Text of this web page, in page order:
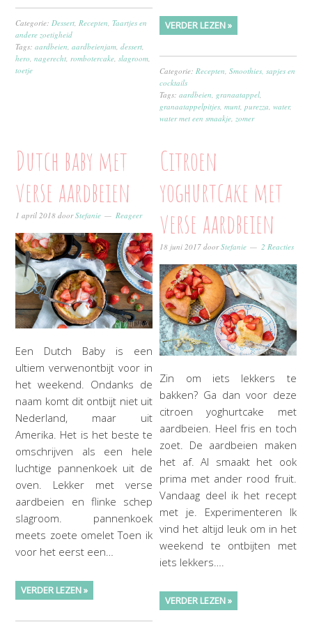
Categorie: Dessert Recepten ,Taartjes en
andere zoetigheid
Tags:aardbeien ,aardbeienjam ,dessert
hero ,nagerecht rombotercake ,slagroom
toetje
VERDER LEZEN »
Categorie: Recepten ,Smoothies, sapjes en
cocktails
Tags:aardbeien granaatappel
granaatappelpitjes ,munt ,purezza ,water,
water met een smaakje zomer
Dutch baby met
verse aardbeien
1 april 2018 doorStefanie Reageer
Een Dutch Baby is een
ultiem verwenontbijt voor in
het weekend. Ondanks de
naam komt dit ontbijt niet uit
Nederland, maar uit
Amerika. Het is het beste te
omschrijven als een hele
luchtige pannenkoek uit de
oven. Lekker met verse
aardbeien en flinke schep
slagroom. pannenkoek
meets zoete omelet Toen ik
voor het eerst een…
VERDER LEZEN »
Citroen
yoghurtcake met
verse aardbeien
18 juni 2017 doorStefanie 2 Reacties
Zin om iets lekkers te
bakken? Ga dan voor deze
citroen yoghurtcake met
aardbeien. Heel fris en toch
zoet. De aardbeien maken
het af. Al smaakt het ook
prima met ander rood fruit.
Vandaag deel ik het recept
met je. Experimenteren Ik
vind het altijd leuk om in het
weekend te ontbijten met
iets lekkers….
VERDER LEZEN »